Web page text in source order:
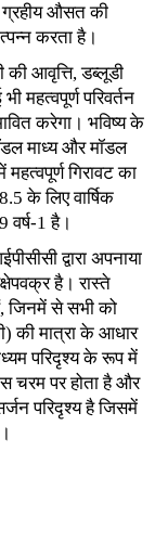
ग्रहीय औसत की
करता है।
आवृत्ति, डब्लूडी
महत्वपूर्ण परिवर्तन
करेगा। भविष्य के
माध्य और मॉडल
गिरावट का
के लिए वार्षिक
वर्ष-1 है।
द्वारा अपनाया
है। रास्ते
जिनमें से सभी को
की मात्रा के आधार
परिदृश्य के रूप में
चरम पर होता है और
परिदृश्य है जिसमें